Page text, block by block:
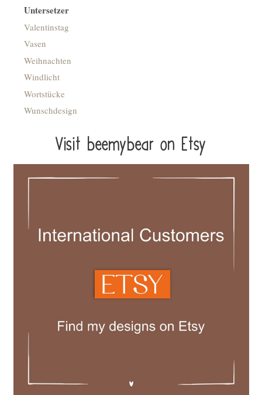
Untersetzer
Valentinstag
Vasen
Weihnachten
Windlicht
Wortstücke
Wunschdesign
Visit beemybear on Etsy